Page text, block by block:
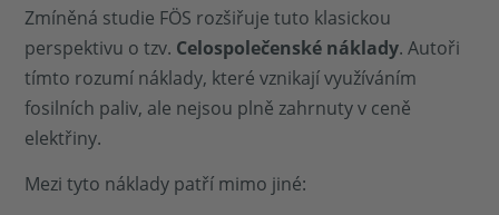
Zmíněná studie FÖS rozšiřuje tuto klasickou
perspektivu o tzv. Celospolečenské náklady. Autoři
tímto rozumí náklady, které vznikají využíváním
fosilních paliv, ale nejsou plně zahrnuty v ceně
elektřiny.
Mezi tyto náklady patří mimo jiné: